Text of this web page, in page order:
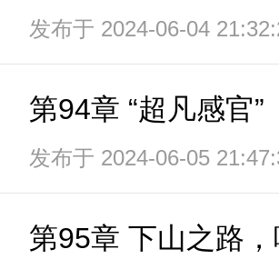
发布于 2024-06-04
第94章 “超凡感官”
发布于 2024-06-05
第95章 下山之路